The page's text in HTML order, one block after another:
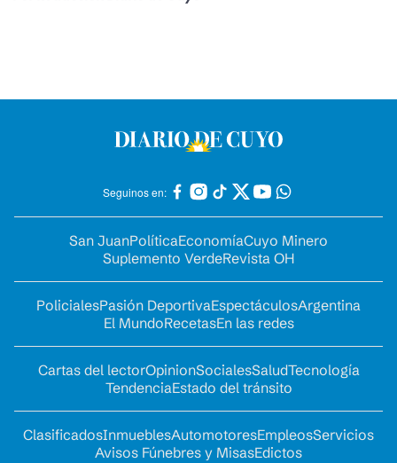
Seguinos en:
San JuanPolíticaEconomíaCuyo Minero
Suplemento VerdeRevista OH
PolicialesPasión DeportivaEspectáculosArgentina
El MundoRecetasEn las redes
Cartas del lectorOpinionSocialesSaludTecnología
TendenciaEstado del tránsito
ClasificadosInmueblesAutomotoresEmpleosServicios
Avisos Fúnebres y MisasEdictos